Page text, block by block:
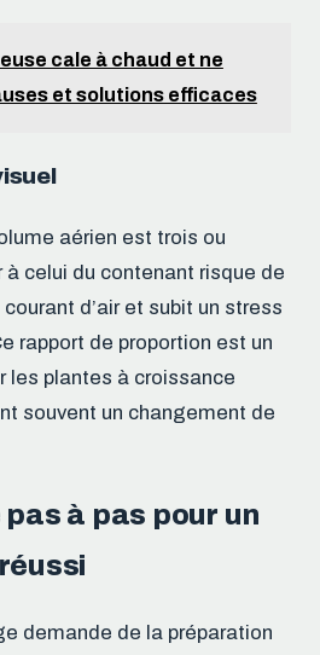
cale à chaud et ne
et solutions efficaces
aérien est trois ou
celui du contenant risque de
d’air et subit un stress
rapport de proportion est un
les plantes à croissance
souvent un changement de
pas à pas pour un
demande de la préparation